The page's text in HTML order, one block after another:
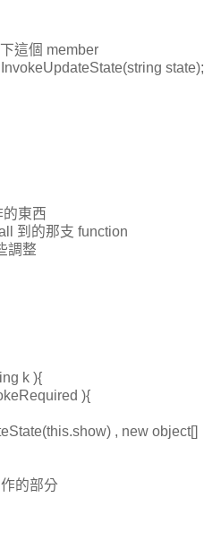
個 member
state);
東西
的那支 function
整
k ){
){
, new object[]
的部分